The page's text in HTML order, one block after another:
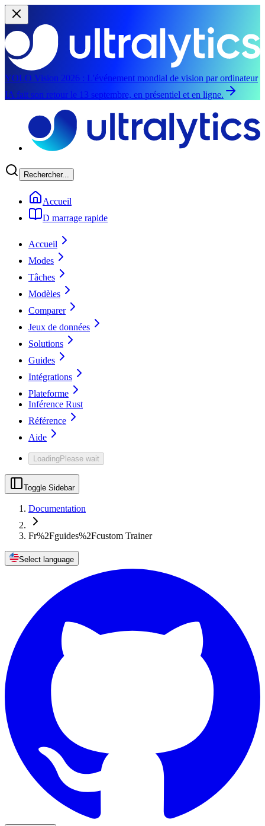
YOLO Vision 2026 : L'événement mondial de vision par ordinateur
IA fait son retour le 13 septembre, en présentiel et en ligne.
Rechercher...
Accueil
D marrage rapide
Accueil
Modes
Tâches
Modèles
Comparer
Jeux de données
Solutions
Guides
Intégrations
Plateforme
Inférence Rust
Référence
Aide
LoadingPlease wait
Toggle Sidebar
Documentation
Fr%2Fguides%2Fcustom Trainer
Select language